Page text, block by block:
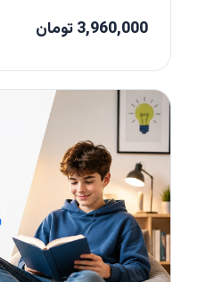
3,960,000 تومان